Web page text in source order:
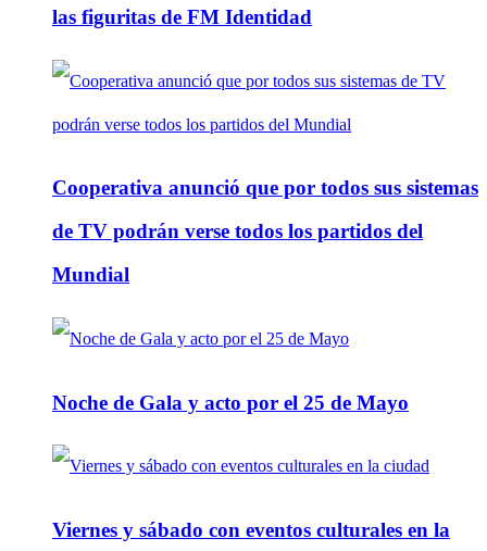
las figuritas de FM Identidad
Cooperativa anunció que por todos sus sistemas
de TV podrán verse todos los partidos del
Mundial
Noche de Gala y acto por el 25 de Mayo
Viernes y sábado con eventos culturales en la